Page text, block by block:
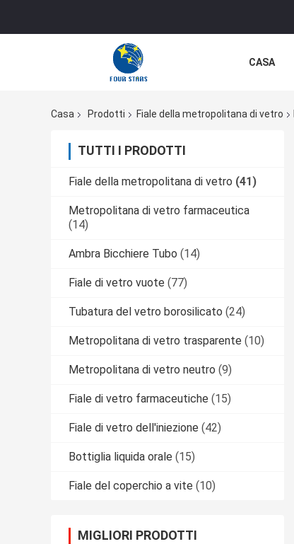
CASA
Casa Prodotti Fiale della metropolitana di vetro
TUTTI I PRODOTTI
Fiale della metropolitana di vetro (41)
Metropolitana di vetro farmaceutica
(14)
Ambra Bicchiere Tubo (14)
Fiale di vetro vuote (77)
Tubatura del vetro borosilicato (24)
Metropolitana di vetro trasparente (10)
Metropolitana di vetro neutro (9)
Fiale di vetro farmaceutiche (15)
Fiale di vetro dell'iniezione (42)
Bottiglia liquida orale (15)
Fiale del coperchio a vite (10)
MIGLIORI PRODOTTI